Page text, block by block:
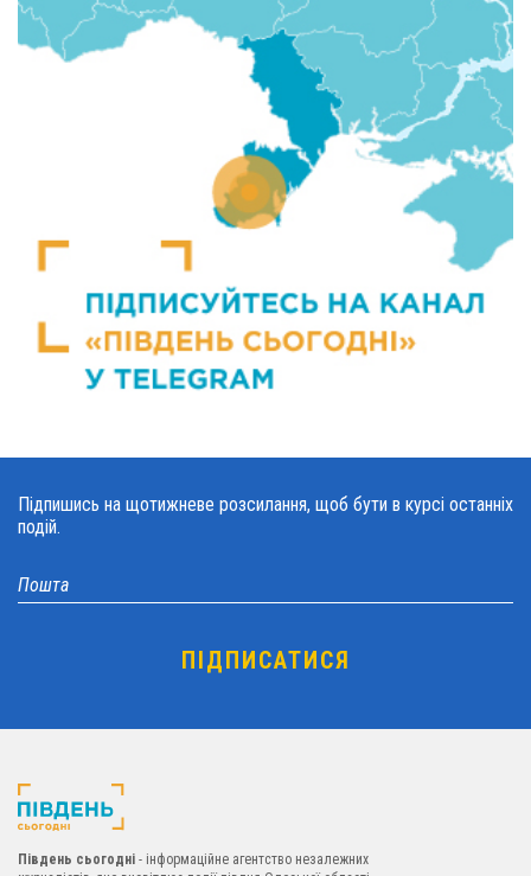
Підпишись на щотижневе розсилання, щоб бути в курсі останніх
подій.
Південь сьогодні - інформаційне агентство незалежних